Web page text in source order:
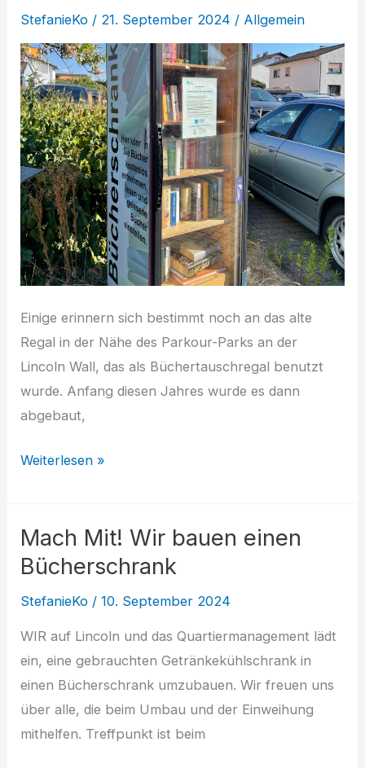
StefanieKo / 21. September 2024 / Allgemein
Einige erinnern sich bestimmt noch an das alte
Regal in der Nähe des Parkour-Parks an der
Lincoln Wall, das als Büchertauschregal benutzt
wurde. Anfang diesen Jahres wurde es dann
abgebaut,
Mach
Bücherschrank
für
Weiterlesen »
Mach Mit! Wir bauen einen
Bücherschrank
StefanieKo /10. September 2024
WIR auf Lincoln und das Quartiermanagement lädt
ein, eine gebrauchten Getränkekühlschrank in
einen Bücherschrank umzubauen. Wir freuen uns
über alle, die beim Umbau und der Einweihung
mithelfen. Treffpunkt ist beim